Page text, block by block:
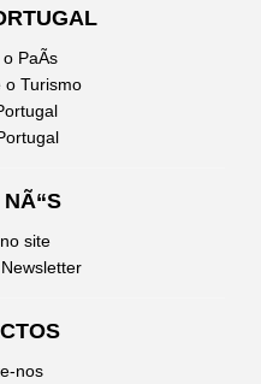
PaÃ­s
o Turismo
site
nos